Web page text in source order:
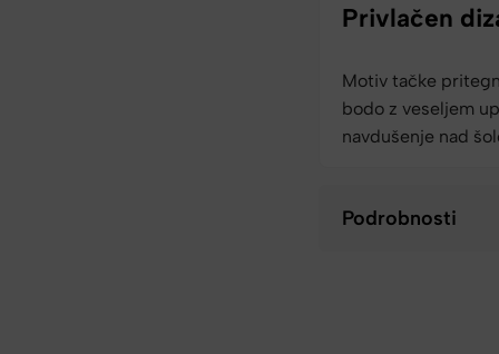
Privlačen
Motiv tačke
bodo z veseljem
navdušenje nad
Podrobnosti